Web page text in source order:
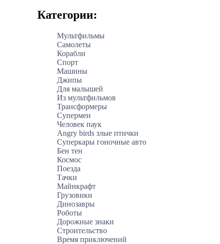
Категории:
Мультфильмы
Самолеты
Корабли
Спорт
Машины
Джипы
Для малышей
Из мультфильмов
Трансформеры
Супермен
Человек паук
Angry birds злые птички
Суперкары гоночные авто
Бен тен
Космос
Поезда
Тачки
Майнкрафт
Грузовики
Динозавры
Роботы
Дорожные знаки
Строительство
Время приключений